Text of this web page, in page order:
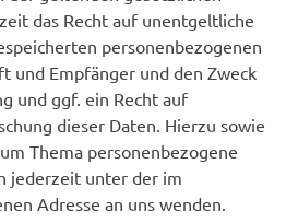
das Recht auf unentgeltliche
personenbezogenen
und Empfänger und den Zweck
und ggf. ein Recht auf
dieser Daten. Hierzu sowie
Thema personenbezogene
jederzeit unter der im
Adresse an uns wenden.